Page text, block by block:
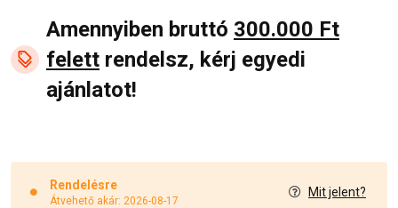
Amennyiben bruttó 300.000 Ft
felett rendelsz, kérj egyedi
ajánlatot!
Rendelésre
Átvehető akár: 2026-08-17
Mit jelent?